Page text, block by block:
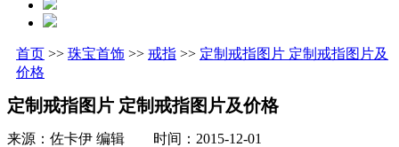
首页 >> 珠宝首饰 >> 戒指 >> 定制戒指图片 定制戒指图片及
价格
定制戒指图片 定制戒指图片及价格
来源：佐卡伊 编辑 时间：2015-12-01